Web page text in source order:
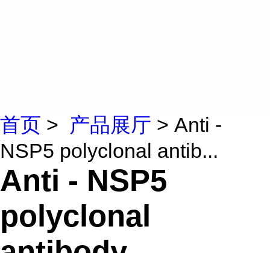
首页 > 产品展厅 > Anti -
NSP5 polyclonal antib...
Anti - NSP5
polyclonal